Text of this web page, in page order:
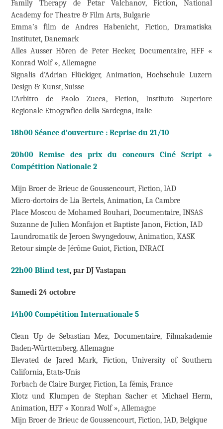
Family Therapy de Petar Valchanov, Fiction, National
Academy for Theatre & Film Arts, Bulgarie
Emma’s film de Andres Habenicht, Fiction, Dramatiska
Institutet, Danemark
Alles Ausser Hören de Peter Hecker, Documentaire, HFF «
Konrad Wolf », Allemagne
Signalis d’Adrian Flückiger, Animation, Hochschule Luzern
Design & Kunst, Suisse
L’Arbitro de Paolo Zucca, Fiction, Instituto Superiore
Regionale Etnografico della Sardegna, Italie
18h00 Séance d’ouverture : Reprise du 21/10
20h00 Remise des prix du concours Ciné Script +
Compétition Nationale 2
Mijn Broer de Brieuc de Goussencourt, Fiction, IAD
Micro-dortoirs de Lia Bertels, Animation, La Cambre
Place Moscou de Mohamed Bouhari, Documentaire, INSAS
Suzanne de Julien Monfajon et Baptiste Janon, Fiction, IAD
Laundromatik de Jeroen Swyngedouw, Animation, KASK
Retour simple de Jérôme Guiot, Fiction, INRACI
22h00 Blind test, par DJ Vastapan
Samedi 24 octobre
14h00 Compétition Internationale 5
Clean Up de Sebastian Mez, Documentaire, Filmakademie
Baden-Württemberg, Allemagne
Elevated de Jared Mark, Fiction, University of Southern
California, Etats-Unis
Forbach de Claire Burger, Fiction, La fémis, France
Klotz und Klumpen de Stephan Sacher et Michael Herm,
Animation, HFF « Konrad Wolf », Allemagne
Mijn Broer de Brieuc de Goussencourt, Fiction, IAD, Belgique